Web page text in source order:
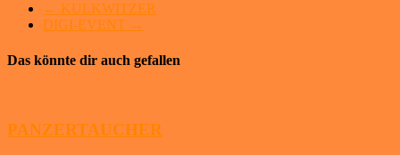
← KULKWITZER
DIGI-EVENT →
Das könnte dir auch gefallen
PANZERTAUCHER